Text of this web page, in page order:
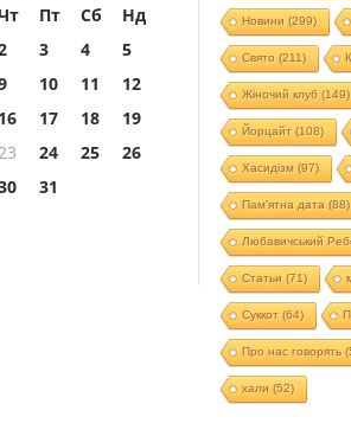
Пт Сб
Нд
3 4
5
10 11
12
16 17 18
19
24 25
26
31
Новини (299)
Свято (211)
Жіночий клуб (149)
Йорцайт (108)
Хасидізм (97)
Пам'ятна дата (88)
Любавичський
Статьи (71)
Суккот (64)
Про нас говорять
хали (52)